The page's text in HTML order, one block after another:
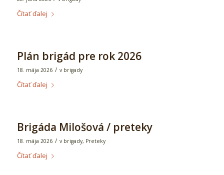
Čítať ďalej
Plán brigád pre rok 2026
18. mája 2026 / v brigady
Čítať ďalej
Brigáda Milošová / preteky
18. mája 2026 / v brigady, Preteky
Čítať ďalej